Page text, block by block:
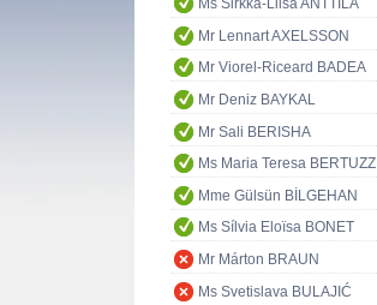
Ms Sirkka-Liisa ANTTILA
Mr Lennart AXELSSON
Mr Viorel-Riceard BADEA
Mr Deniz BAYKAL
Mr Sali BERISHA
Ms Maria Teresa BERTUZZI
Mme Gülsün BİLGEHAN
Ms Sílvia Eloïsa BONET
Mr Márton BRAUN
Ms Svetislava BULAJIĆ